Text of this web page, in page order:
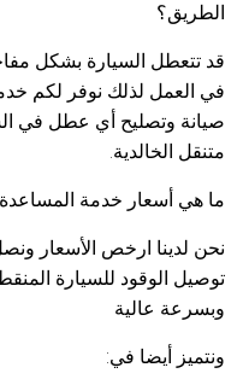
الطريق؟
قد تتعطل السيارة بشكل
في العمل لذلك نوفر لكم
صيانة وتصليح أي عطل في
متنقل الخالدية.
ما هي أسعار خدمة
نحن لدينا ارخص الأسعار
توصيل الوقود للسيارة
وبسرعة عالية
ونتميز أيضا في: